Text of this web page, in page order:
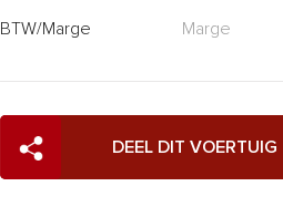
BTW/Marge Marge
DEEL DIT VOERTUIG